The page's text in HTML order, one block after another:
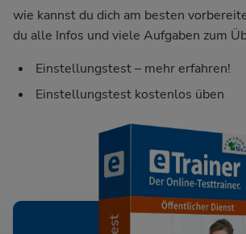
wie kannst du dich am besten
du alle Infos und viele Aufgaben zum
Einstellungstest – mehr erfahren!
Einstellungstest kostenlos üben